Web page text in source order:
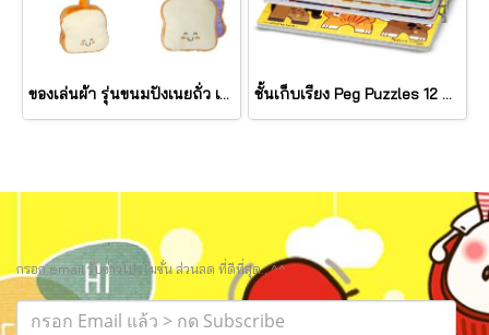
ของเล่นผ้า รุ่นขนมปังเนยถั่ว เขย่ามีเสียง PB&J Take Along Toy รุ่น 30742 ยี่ห้อ Melissa & Doug ชั้นเก็บเรียง Peg Puzzles 12 แผ่น Wire Puzzle-Storage Rack รุ่น 1018 ยี่ห้อ Melissa & Doug (นำเข้า USA)
กรอก email รับข่าวโปรโมชั่น ส่วนลด ที่ดีที่สุด.. ^^